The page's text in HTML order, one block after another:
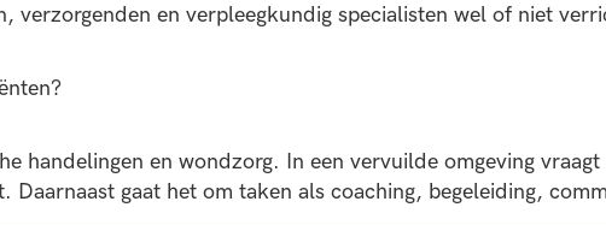
en verpleegkundig specialisten wel of niet
handelingen en wondzorg. In een vervuilde omgeving
gaat het om taken als coaching, begeleiding,